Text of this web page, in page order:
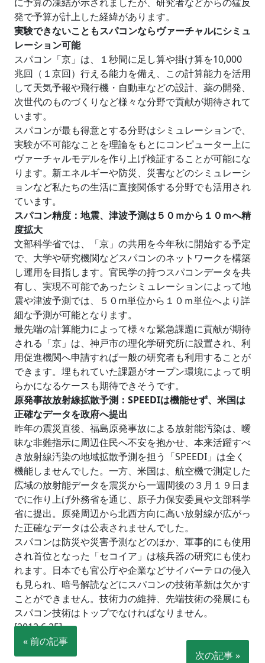
発で予算が計上した経緯があります。
実験できないこともスパコンならヴァーチャルにシミュ
レーション可能
スパコン「京」は、１秒間に足し算や掛け算を10,000
兆回（１京回）行える能力を備え、この計算能力を活用
して天気予報や飛行機・自動車などの設計、薬の開発、
次世代のものづくりなど様々な分野で貢献が期待されて
います。
スパコンが最も得意とする分野はシミュレーションで、
実験が不可能なことを理論をもとにコンピューター上に
ヴァーチャルモデルを作り上げ検証することが可能にな
ります。新エネルギーや防災、災害などのシミュレーシ
ョンなど私たちの生活に直接関係する分野でも活用され
ています。
スパコン精度：地震、津波予測は５０ｍから１０ｍへ精
度拡大
文部科学省では、「京」の共用を今年秋に開始する予定
で、大学や研究機関などスパコンのネットワークを構築
し運用を目指します。官民学の持つスパコンデータを共
有し、実現不可能であったシミュレーションによって地
震や津波予測では、５０m単位から１０ｍ単位へより詳
細な予測が可能となります。
最先端の計算能力によって様々な緊急課題に貢献が期待
される「京」は、神戸市の理化学研究所に設置され、利
用促進機関へ申請すれば一般の研究者も利用することが
できます。埋もれていた課題がオープン環境によって明
らかになるケースも期待できそうです。
原発事故放射線拡散予測：SPEEDIは機能せず、米国は
正確なデータを政府へ提出
昨年の震災直後、福島原発事故による放射能汚染は、曖
昧な非難指示に周辺住民へ不安を抱かせ、本来活躍すべ
き放射線汚染の地域拡散予測を担う「SPEEDI」は全く
機能しませんでした。一方、米国は、航空機で測定した
広域の放射能データを震災から一週間後の３月１９日ま
でに作り上げ外務省を通じ、原子力保安委員や文部科学
省に提出。原発周辺から北西方向に高い放射線が広がっ
た正確なデータは公表されませんでした。
スパコンは防災や災害予測などのほか、軍事的にも使用
され首位となった「セコイア」は核兵器の研究にも使わ
れます。日本でも官公庁や企業などサイバーテロの侵入
も見られ、暗号解読などにスパコンの技術革新は欠かす
ことができません。技術力の維持、先端技術の発展にも
スパコン技術はトップでなければなりません。
[2012.6.25]
« 前の記事
次の記事 »